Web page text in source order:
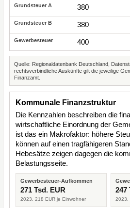
380
380
400
Quelle: Regionaldatenbank Deutschland,
rechtsverbindliche Auskünfte gilt die jeweilige
Finanzamt.
Kommunale Finanzstruktur
Die Kennzahlen beschreiben die
wirtschaftliche Einordnung der
ist das ein Makrofaktor: höhere
können auf einen tragfähigeren
Hebesätze zeigen dagegen die
Belastungsseite.
Gewerbesteuer-Aufkommen
271 Tsd. EUR
2023, 218 EUR je Einwohner
247
2023,